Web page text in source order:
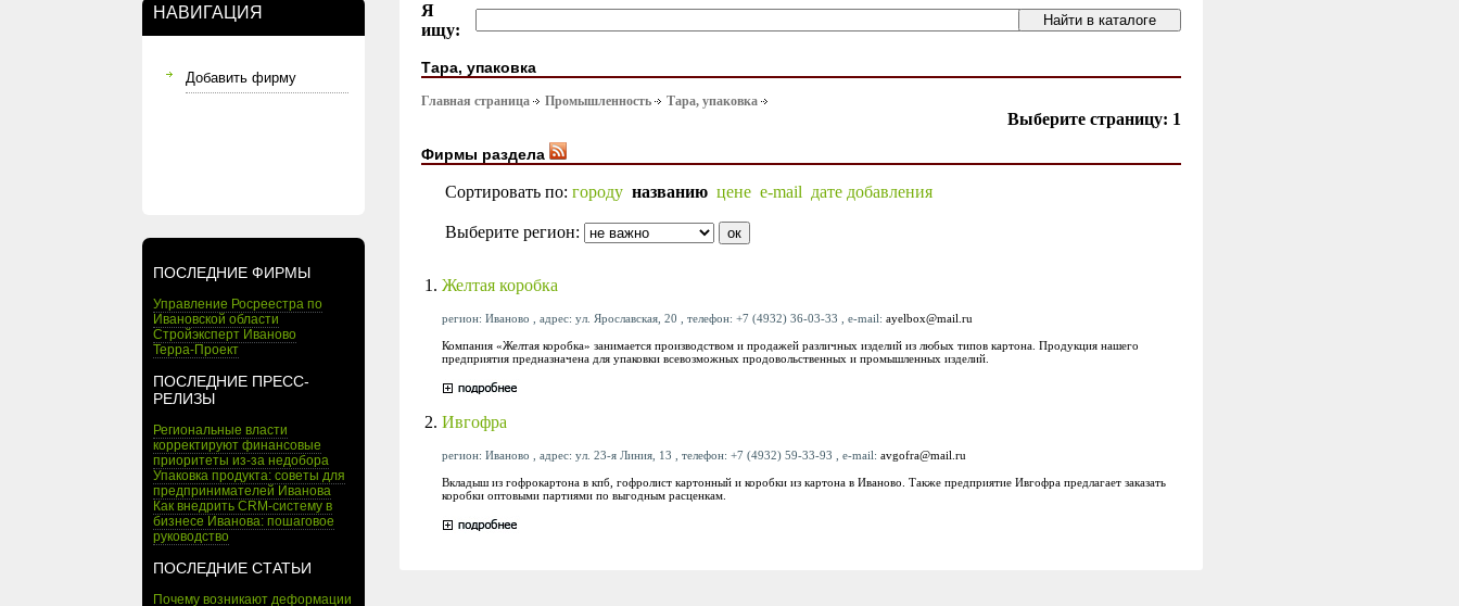
НАВИГАЦИЯ
Добавить фирму
ПОСЛЕДНИЕ ФИРМЫ
Управление Росреестра по
Ивановской области
Стройэксперт Иваново
Терра-Проект
ПОСЛЕДНИЕ ПРЕСС-
РЕЛИЗЫ
Региональные власти
корректируют финансовые
приоритеты из-за недобора
Упаковка продукта: советы для
предпринимателей Иванова
Как внедрить CRM-систему в
бизнесе Иванова: пошаговое
руководство
ПОСЛЕДНИЕ СТАТЬИ
Почему возникают деформации
Я
ищу:
Тара, упаковка
Главная страница Промышленность Тара, упаковка
Выберите страницу: 1
Фирмы раздела
Сортировать по: городу названию цене e-mail дате добавления
Выберите регион:
1. Желтая коробка
регион: Иваново , адрес: ул. Ярославская, 20 , телефон: +7 (4932) 36-03-33 , e-mail: ayelbox@mail.ru
Компания «Желтая коробка» занимается производством и продажей различных изделий из любых типов картона. Продукция нашего
предприятия предназначена для упаковки всевозможных продовольственных и промышленных изделий.
2. Ивгофра
регион: Иваново , адрес: ул. 23-я Линия, 13 , телефон: +7 (4932) 59-33-93 , e-mail: avgofra@mail.ru
Вкладыш из гофрокартона в кпб, гофролист картонный и коробки из картона в Иваново. Также предприятие Ивгофра предлагает заказать
коробки оптовыми партиями по выгодным расценкам.